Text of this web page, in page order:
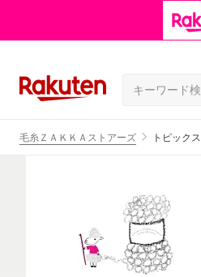
毛糸ＺＡＫＫＡストアーズ トピックス